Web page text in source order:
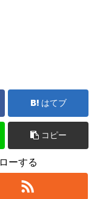
はてブ
コピー
ーする